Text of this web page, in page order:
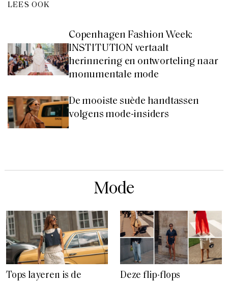
LEES OOK
Copenhagen Fashion Week:
INSTITUTION vertaalt
herinnering en ontworteling naar
monumentale mode
De mooiste suède handtassen
volgens mode-insiders
Mode
Tops layeren is de
Deze flip-flops